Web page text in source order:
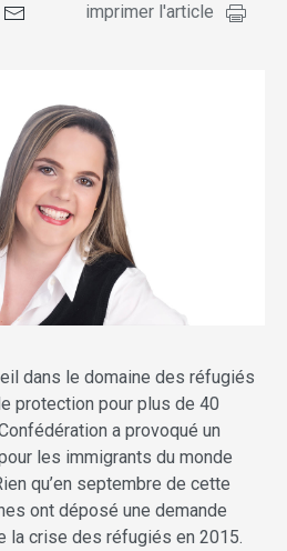
imprimer l'article
dans le domaine des réfugiés
protection pour plus de 40
a provoqué un
les immigrants du monde
qu’en septembre de cette
ont déposé une demande
la crise des réfugiés en 2015.